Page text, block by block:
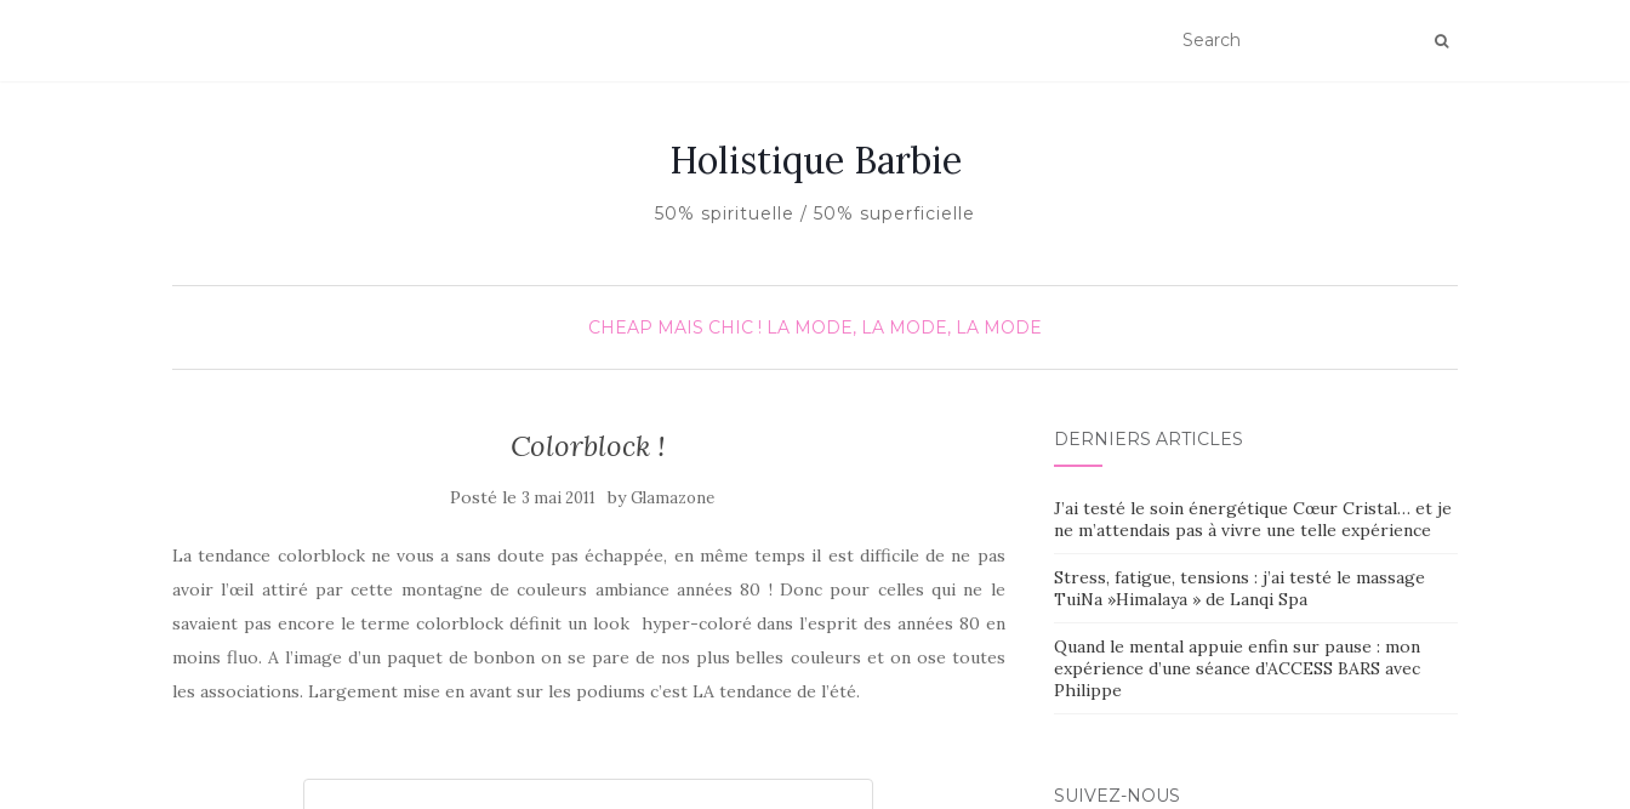
Holistique Barbie
50% spirituelle / 50% superficielle
CHEAP MAIS CHIC ! LA MODE, LA MODE, LA MODE
Colorblock !
Posté le 3 mai 2011 byGlamazone
La tendance colorblock ne vous a sans doute pas échappée, en même temps il est difficile de ne pas
avoir l’œil attiré par cette montagne de couleurs ambiance années 80 ! Donc pour celles qui ne le
savaient pas encore le terme colorblock définit un look hyper-coloré dans l’esprit des années 80 en
moins fluo. A l’image d’un paquet de bonbon on se pare de nos plus belles couleurs et on ose toutes
les associations. Largement mise en avant sur les podiums c’est LA tendance de l’été.
DERNIERS ARTICLES
J’ai testé le soin énergétique Cœur Cristal… et je
ne m’attendais pas à vivre une telle expérience
Stress, fatigue, tensions : j’ai testé le massage
TuiNa »Himalaya » de Lanqi Spa
Quand le mental appuie enfin sur pause : mon
expérience d’une séance d’ACCESS BARS avec
Philippe
SUIVEZ-NOUS